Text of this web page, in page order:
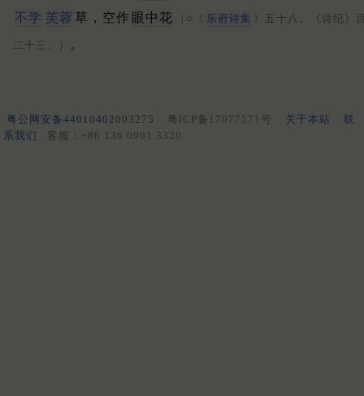
不学 芙蓉 草，空作 眼中花 （○《 乐府诗集 》五十八。《诗纪》
二十三。） 。
粤公网安备44010402003275 粤ICP备17077571号 关于本站
联
系我们
客服：+86 136 0901 3320